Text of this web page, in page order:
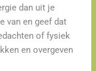
dan uit je
van en geef dat
of fysiek
en overgeven